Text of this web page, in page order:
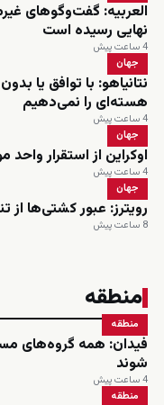
العربیه: گفت‌وگوهای
نهایی رسیده است
4 ساعت پیش
جهان
نتانیاهو: با توافق یا
هسته‌ای را نمی‌دهیم
4 ساعت پیش
جهان
اوکراین از استقرار
4 ساعت پیش
جهان
رویترز: عبور کشتی‌ها
8 ساعت پیش
منطقه
منطقه
فیدان: همه گروه‌های
شوند
4 ساعت پیش
منطقه